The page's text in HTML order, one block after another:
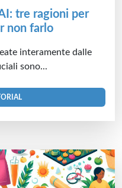
tre ragioni per
non farlo
interamente dalle
sono...